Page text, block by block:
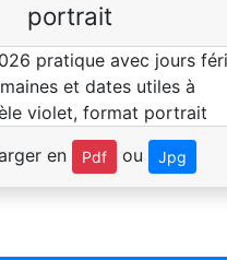
portrait
en Pdf ou Jpg